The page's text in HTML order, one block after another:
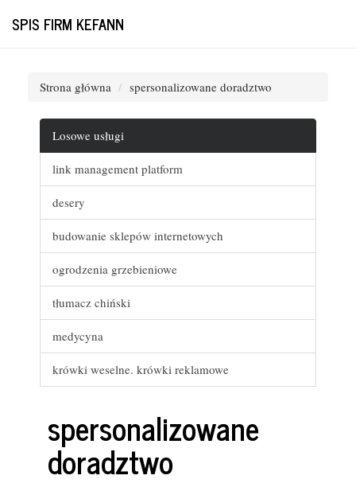
SPIS FIRM KEFANN
Strona główna spersonalizowane doradztwo
Losowe usługi
link management platform
desery
budowanie sklepów internetowych
ogrodzenia grzebieniowe
tłumacz chiński
medycyna
krówki weselne. krówki reklamowe
spersonalizowane
doradztwo